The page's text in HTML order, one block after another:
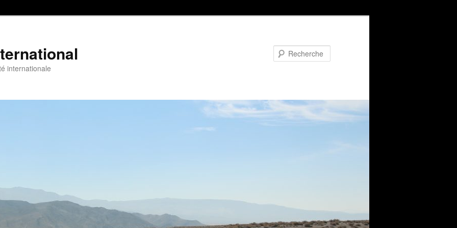
internationale